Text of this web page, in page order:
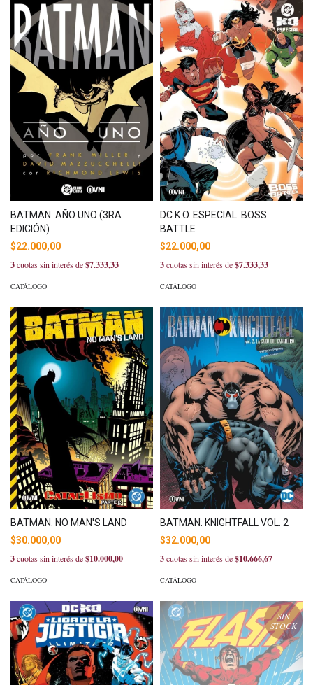
BATMAN: AÑO UNO (3RA
EDICIÓN)
$22.000,00
3cuotas sin interés de$7.333,33
CATÁLOGO
DC K.O. ESPECIAL: BOSS
BATTLE
$22.000,00
3cuotas sin interés de$7.333,33
CATÁLOGO
BATMAN: NO MAN'S LAND
$30.000,00
3cuotas sin interés de$10.000,00
CATÁLOGO
BATMAN: KNIGHTFALL VOL. 2
$32.000,00
3cuotas sin interés de$10.666,67
CATÁLOGO
SIN
STOCK